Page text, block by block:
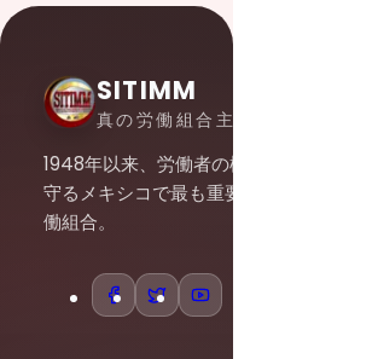
SITIMM
真の労働組合主義
1948年以来、労働者の権利を
守るメキシコで最も重要な労
働組合。